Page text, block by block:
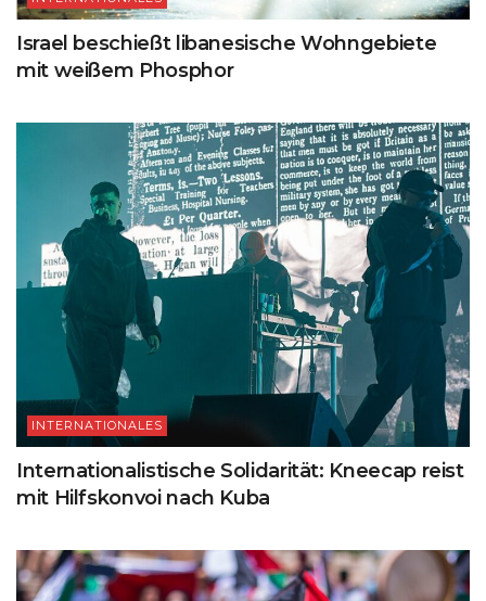
Israel beschießt libanesische Wohngebiete
mit weißem Phosphor
INTERNATIONALES
Internationalistische Solidarität: Kneecap reist
mit Hilfskonvoi nach Kuba